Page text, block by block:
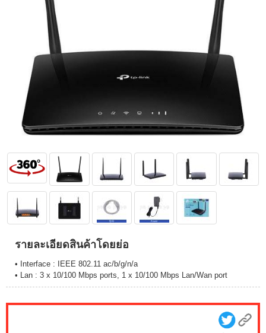
รายละเอียดสินค้าโดยย่อ
• Interface : IEEE 802.11 ac/b/g/n/a
• Lan : 3 x 10/100 Mbps ports, 1 x 10/100 Mbps Lan/Wan port